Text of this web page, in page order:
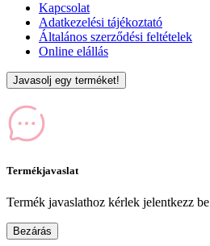
Kapcsolat
Adatkezelési tájékoztató
Általános szerződési feltételek
Online elállás
Javasolj egy terméket!
Termékjavaslat
Termék javaslathoz kérlek jelentkezz be
Bezárás